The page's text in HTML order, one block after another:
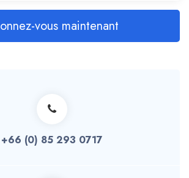
vous maintenant
+66 (0) 85 293 0717